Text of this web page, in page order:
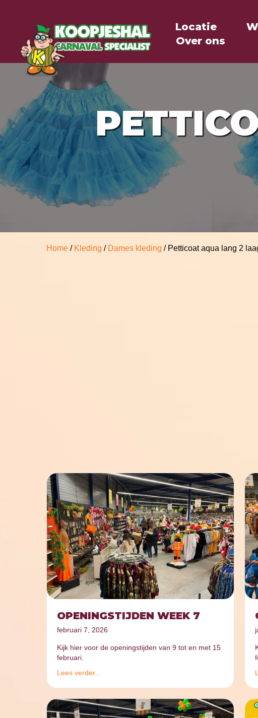
Locatie
Over ons
Home / Kleding / Dames kleding / Petticoat aqua lang 2
OPENINGSTIJDEN WEEK 7
februari 7, 2026
Kijk hier voor de openingstijden van 9 tot en met 15
februari.
Lees verder...